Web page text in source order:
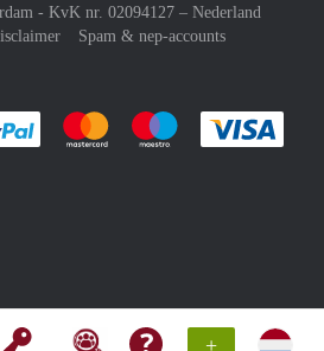
+
- KvK nr. 02094127 – Nederland
Spam & nep-accounts
Je rekent gemakkelijk af met Paypal
Je rekent gemakkelijk af met
Je rekent